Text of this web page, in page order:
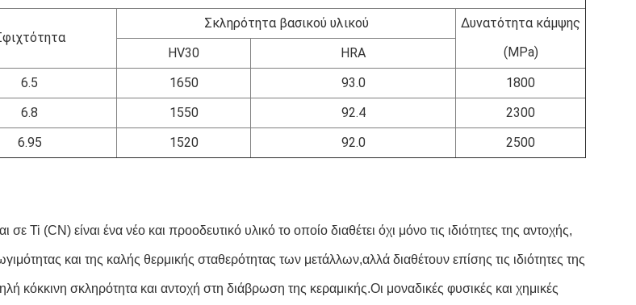
Σκληρότητα βασικού υλικού
Δυνατότητα κάμψης
(MPa)
HV30
HRA
6.5 1650 93.0
1800
6.8 1550 92.4
2300
6.95 1520 92.0 2500
σε Ti (CN) είναι ένα νέο και προοδευτικό υλικό το οποίο διαθέτει όχι μόνο τις ιδιότητες της αντοχής,
και της καλής θερμικής σταθερότητας των μετάλλων,αλλά διαθέτουν επίσης τις ιδιότητες της
κόκκινη σκληρότητα και αντοχή στη διάβρωση της κεραμικής.Οι μοναδικές φυσικές και χημικές